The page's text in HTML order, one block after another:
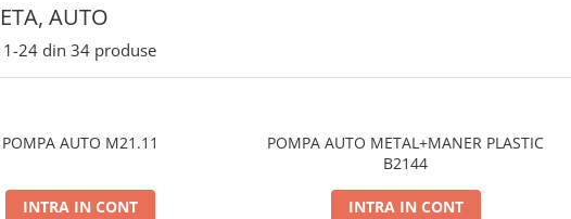
AUTO
1-24 din 34 produse
POMPA AUTO M21.11
INTRA IN CONT
POMPA AUTO METAL+MANER PLASTIC
B2144
INTRA IN CONT